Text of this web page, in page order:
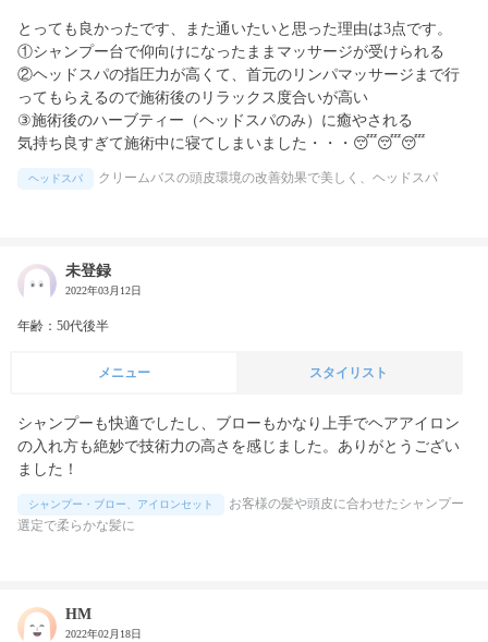
とっても良かったです、また通いたいと思った理由は3点です。
①シャンプー台で仰向けになったままマッサージが受けられる
②ヘッドスパの指圧力が高くて、首元のリンパマッサージまで行
ってもらえるので施術後のリラックス度合いが高い
③施術後のハーブティー（ヘッドスパのみ）に癒やされる
気持ち良すぎて施術中に寝てしまいました・・・😴😴😴
ヘッドスパ クリームバスの頭皮環境の改善効果で美しく、ヘッドスパ
未登録
2022年03月12日
年齢：50代後半
メニュー スタイリスト
シャンプーも快適でしたし、ブローもかなり上手でヘアアイロン
の入れ方も絶妙で技術力の高さを感じました。ありがとうござい
ました！
シャンプー・ブロー、アイロンセット
お客様の髪や頭皮に合わせたシャンプー
選定で柔らかな髪に
HM
2022年02月18日